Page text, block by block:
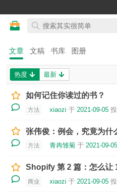
文章 文稿 书库 图册
热度 最新
如何记住你读过的书？
方法 xiaozi 于 2021-09-05
张伟俊：例会，究竟为什
方法 青冉雏菊 于 2021-09-05
商业 xiaozi 于 2021-09-05